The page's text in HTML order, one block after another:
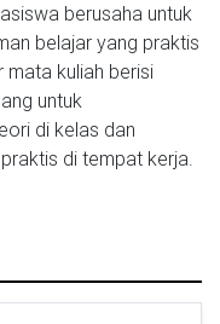
berusaha untuk
belajar yang praktis
mata kuliah berisi
untuk
di kelas dan
di tempat kerja.